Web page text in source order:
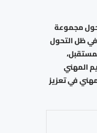
الخبراء حول مجموعة
ظل التحول
المهني
في تعزيز